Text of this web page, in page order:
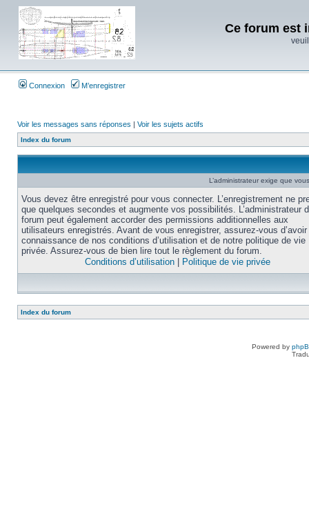
Ce forum est
Connexion M’enregistrer
Voir les messages sans réponses | Voir les sujets actifs
Index du forum
L’administrateur exige que
Vous devez être enregistré pour vous connecter. L’enregistrement ne
que quelques secondes et augmente vos possibilités. L’administrateur
forum peut également accorder des permissions additionnelles aux
utilisateurs enregistrés. Avant de vous enregistrer, assurez-vous
connaissance de nos conditions d’utilisation et de notre politique de vie
privée. Assurez-vous de bien lire tout le règlement du forum.
Conditions d’utilisation
Politique de vie privée
Index du forum
Powered by